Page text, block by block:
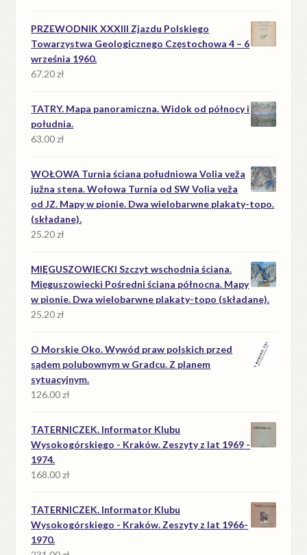
PRZEWODNIK XXXIII Zjazdu Polskiego
Towarzystwa Geologicznego Częstochowa 4 – 6
września 1960.
67.20zł
TATRY. Mapa panoramiczna. Widok od północy i
południa.
63.00zł
WOŁOWA Turnia ściana południowa Volia veža
južna stena. Wołowa Turnia od SW Volia veža
od JZ. Mapy w pionie. Dwa wielobarwne plakaty-topo.
(składane).
25.20zł
MIĘGUSZOWIECKI Szczyt wschodnia ściana.
Mięguszowiecki Pośredni ściana północna. Mapy
w pionie. Dwa wielobarwne plakaty-topo (składane).
25.20zł
O Morskie Oko. Wywód praw polskich przed
sądem polubownym w Gradcu. Z planem
sytuacyjnym.
126.00zł
TATERNICZEK. Informator Klubu
Wysokogórskiego - Kraków. Zeszyty z lat 1969 -
1974.
168.00zł
TATERNICZEK. Informator Klubu
Wysokogórskiego - Kraków. Zeszyty z lat 1966-
1970.